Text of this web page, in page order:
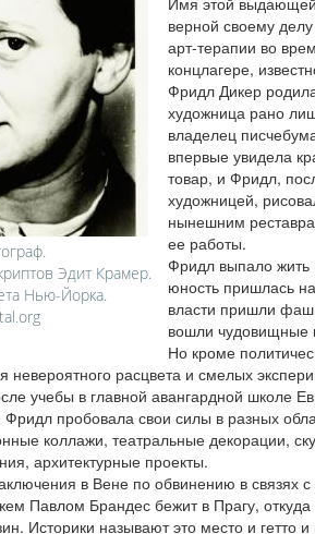
Эдит Крамер.
Нью-Йорка.
верной своему
арт-терапии во
концлагере,
Фридл Дикер
художница рано
владелец
впервые увидела
товар, и Фридл,
художницей,
нынешним
ее работы.
Фридл выпало жить
юность пришлась
власти пришли
вошли чудовищные
Но кроме
невероятного расцвета и смелых
учебы в главной авангардной школе
Фридл пробовала свои силы в разных
коллажи, театральные декорации,
архитектурные проекты.
в Вене по обвинению в связях
Павлом Брандес бежит в Прагу, откуда
Историки называют это место и гетто